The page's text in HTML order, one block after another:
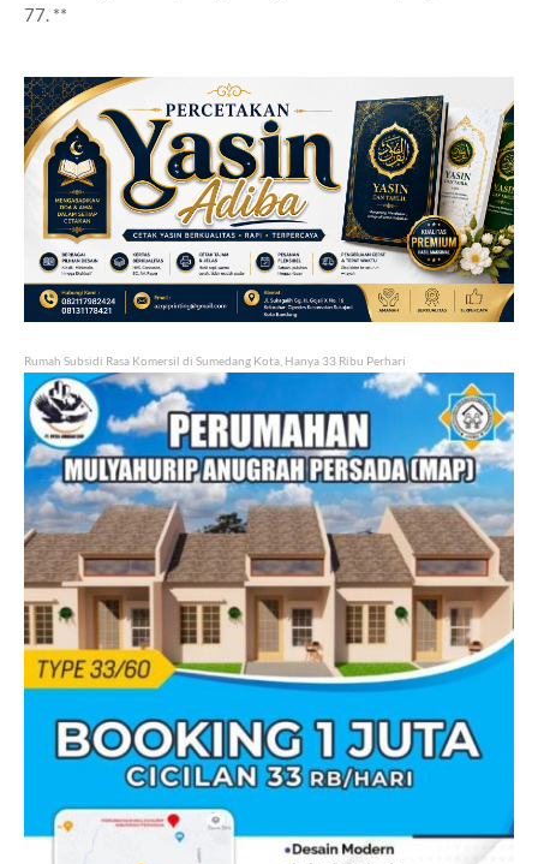
77. **
Rumah Subsidi Rasa Komersil di Sumedang Kota, Hanya 33 Ribu Perhari